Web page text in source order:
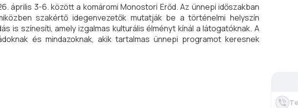
április 3-6. között a komáromi Monostori Erőd. Az ünnepi időszakban
szakértő idegenvezetők mutatják be a történelmi helyszín
is színesíti, amely izgalmas kulturális élményt kínál a látogatóknak. A
és mindazoknak, akik tartalmas ünnepi programot keresnek